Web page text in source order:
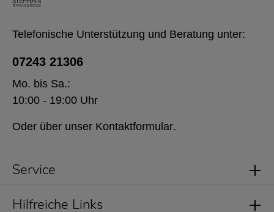
Service
Telefonische Unterstützung und Beratung unter:
07243 21306
Mo. bis Sa.:
10:00 - 19:00 Uhr
Oder über unser Kontaktformular.
Hilfreiche Links